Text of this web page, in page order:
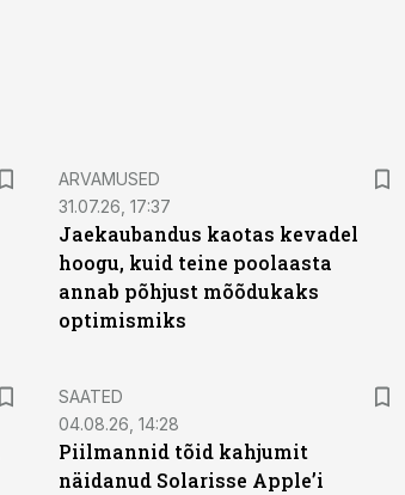
ARVAMUSED
31.07.26, 17:37
Jaekaubandus kaotas kevadel
hoogu, kuid teine poolaasta
annab põhjust mõõdukaks
optimismiks
SAATED
04.08.26, 14:28
Piilmannid tõid kahjumit
näidanud Solarisse Apple’i